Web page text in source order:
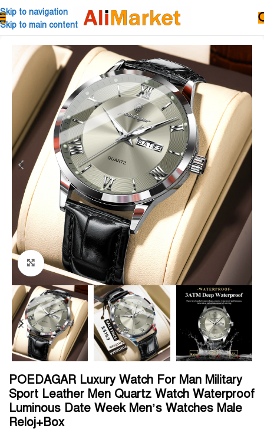
Skip to navigation
Skip to main content
Click to enlarge
POEDAGAR Luxury Watch For Man Military
Sport Leather Men Quartz Watch Waterproof
Luminous Date Week Men’s Watches Male
Reloj+Box